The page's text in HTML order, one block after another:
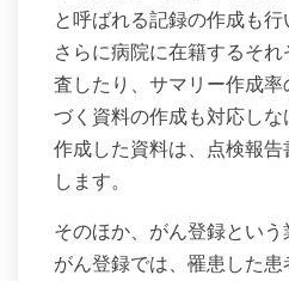
と呼ばれる記録の作成も行
さらに病院に在籍するそ
査したり、サマリー作成
づく資料の作成も対応しな
作成した資料は、点検報
します。
そのほか、がん登録という
がん登録では、罹患した